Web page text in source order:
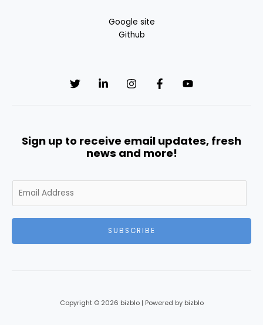
Google site
Github
Sign up to receive email updates, fresh
news and more!
m
SUBSCRIBE
Copyright © 2026 bizblo | Powered by bizblo